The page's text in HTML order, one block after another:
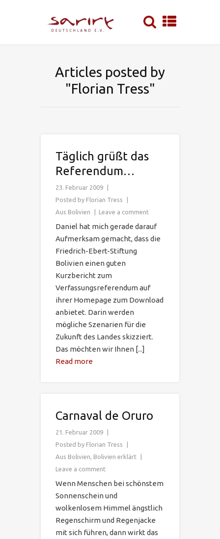
Articles posted by
"Florian Tress"
Täglich grüßt das
Referendum…
23. Februar 2009
Posted by Florian Tress
Aus Bolivien
Leave a comment
Daniel hat mich gerade darauf
Aufmerksam gemacht, dass die
Friedrich-Ebert-Stiftung
Bolivien einen guten
Kurzbericht zum
Verfassungsreferendum auf
ihrer Homepage zum Download
anbietet. Darin werden
mögliche Szenarien für die
Zukunft des Landes skizziert.
Das möchten wir Ihnen [...]
Read more
Carnaval de Oruro
21. Februar 2009
Posted by Florian Tress
Aus Bolivien, Bolivien erklärt
Leave a comment
Wenn Menschen bei schönstem
Sonnenschein und
wolkenlosem Himmel ängstlich
Regenschirm und Regenjacke
mit sich führen, dann wirkt das